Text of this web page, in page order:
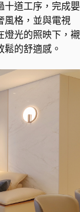
十道工序，完成嬰
風格，並與電視
燈光的照映下，襯
的舒適感。